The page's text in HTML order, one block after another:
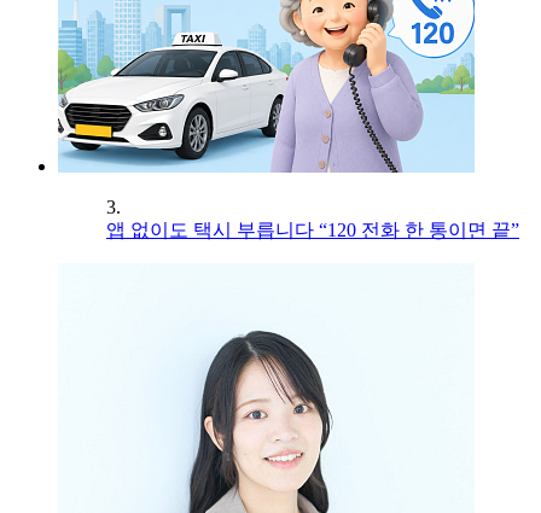
3.
앱 없이도 택시 부릅니다 “120 전화 한 통이면 끝”